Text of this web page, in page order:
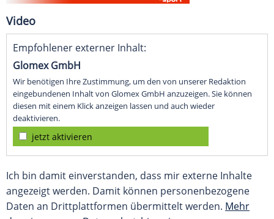
Video
Empfohlener externer Inhalt:
Glomex GmbH
Wir benötigen Ihre Zustimmung, um den von unserer Redaktion
eingebundenen Inhalt von Glomex GmbH anzuzeigen. Sie können
diesen mit einem Klick anzeigen lassen und auch wieder
deaktivieren.
jetzt aktivieren
Ich bin damit einverstanden, dass mir externe Inhalte
angezeigt werden. Damit können personenbezogene
Daten an Drittplattformen übermittelt werden. Mehr